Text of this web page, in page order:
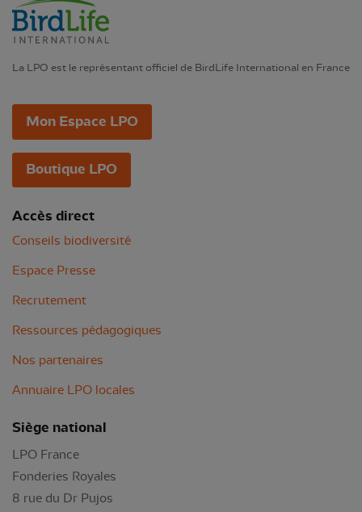
La LPO est le représentant officiel de BirdLife International en France
Mon Espace LPO
Boutique LPO
Accès direct
Conseils biodiversité
Espace Presse
Recrutement
Ressources pédagogiques
Nos partenaires
Annuaire LPO locales
Siège national
LPO France
Fonderies Royales
8 rue du Dr Pujos